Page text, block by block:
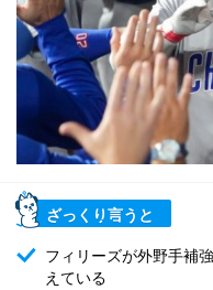
ざっくり言うと
フィリーズが外野手補
えている